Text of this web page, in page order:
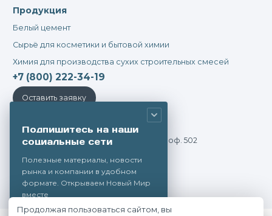
Продукция
Белый цемент
Сырьё для косметики и бытовой химии
Химия для производства сухих строительных смесей
+7 (800) 222-34-19
Оставить заявку
г. Екатеринбург, ул. Большакова, д. 70, оф. 502
Почта:
info@novmir.com
Подпишитесь на наши
социальные сети
Полезные материалы, новости
рынка и компании в удобном
формате. Открываем Новый Мир
вместе
Продолжая пользоваться сайтом, вы